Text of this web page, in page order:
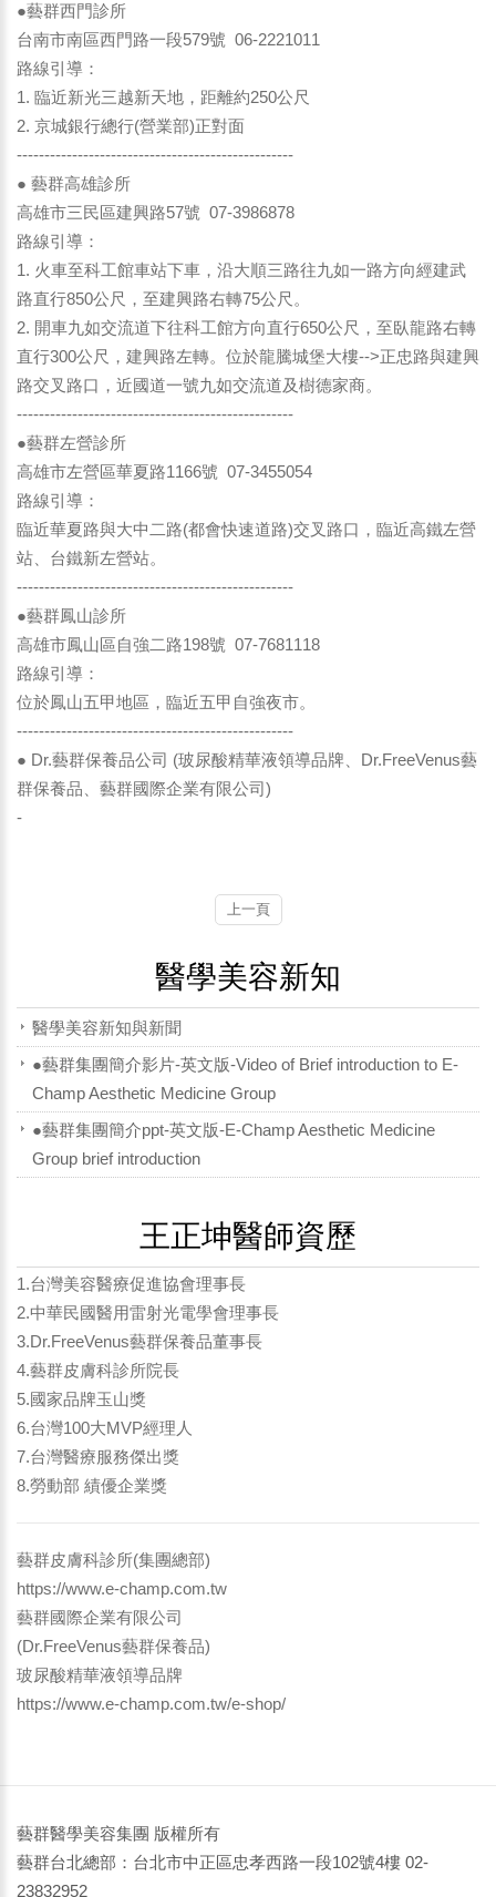
●藝群西門診所
台南市南區西門路一段579號 06-2221011
路線引導：
1. 臨近新光三越新天地，距離約250公尺
2. 京城銀行總行(營業部)正對面
--------------------------------------------------
● 藝群高雄診所
高雄市三民區建興路57號 07-3986878
路線引導：
1. 火車至科工館車站下車，沿大順三路往九如一路方向經建武
路直行850公尺，至建興路右轉75公尺。
2. 開車九如交流道下往科工館方向直行650公尺，至臥龍路右轉
直行300公尺，建興路左轉。位於龍騰城堡大樓-->正忠路與建興
路交叉路口，近國道一號九如交流道及樹德家商。
--------------------------------------------------
●藝群左營診所
高雄市左營區華夏路1166號 07-3455054
路線引導：
臨近華夏路與大中二路(都會快速道路)交叉路口，臨近高鐵左營
站、台鐵新左營站。
--------------------------------------------------
●藝群鳳山診所
高雄市鳳山區自強二路198號 07-7681118
路線引導：
位於鳳山五甲地區，臨近五甲自強夜市。
--------------------------------------------------
● Dr.藝群保養品公司 (玻尿酸精華液領導品牌、Dr.FreeVenus藝
群保養品、藝群國際企業有限公司)
-
上一頁
醫學美容新知
醫學美容新知與新聞
●藝群集團簡介影片-英文版-Video of Brief introduction to E-
Champ Aesthetic Medicine Group
●藝群集團簡介ppt-英文版-E-Champ Aesthetic Medicine
Group brief introduction
王正坤醫師資歷
1.台灣美容醫療促進協會理事長
2.中華民國醫用雷射光電學會理事長
3.Dr.FreeVenus藝群保養品董事長
4.藝群皮膚科診所院長
5.國家品牌玉山獎
6.台灣100大MVP經理人
7.台灣醫療服務傑出獎
8.勞動部 績優企業獎
藝群皮膚科診所(集團總部)
https://www.e-champ.com.tw
藝群國際企業有限公司
(Dr.FreeVenus藝群保養品)
玻尿酸精華液領導品牌
https://www.e-champ.com.tw/e-shop/
藝群醫學美容集團 版權所有
藝群台北總部：台北市中正區忠孝西路一段102號4樓 02-
23832952